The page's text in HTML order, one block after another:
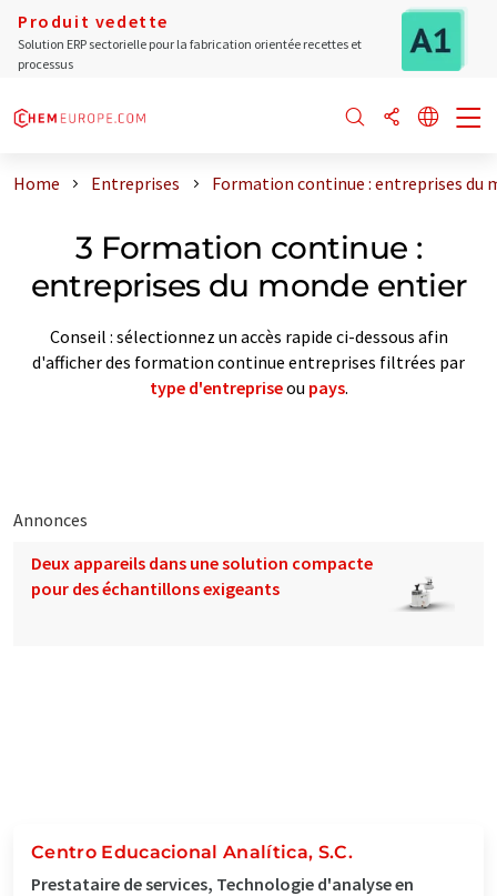
Produit vedette
Solution ERP sectorielle pour la fabrication orientée recettes et
processus
Home Entreprises Formation continue : entreprises du
3 Formation continue :
entreprises du monde entier
Conseil : sélectionnez un accès rapide ci-dessous afin
d'afficher des formation continue entreprises filtrées par
type d'entrepriseou pays.
Annonces
Deux appareils dans une solution compacte
pour des échantillons exigeants
Centro Educacional Analítica, S.C.
Prestataire de services, Technologie d'analyse en